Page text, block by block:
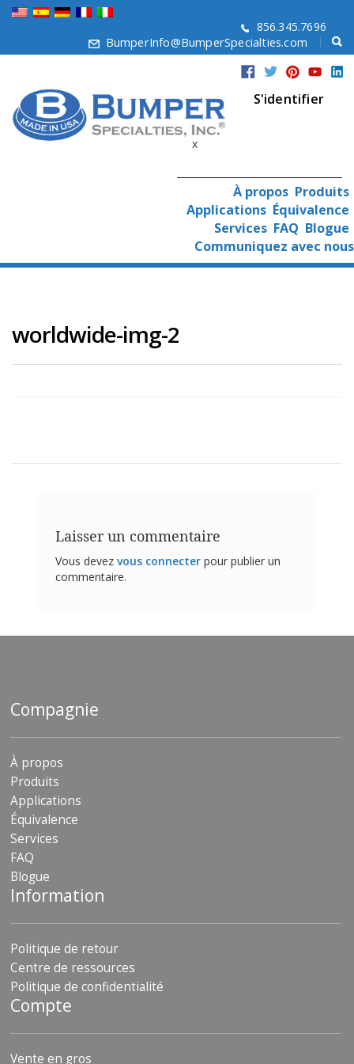
856.345.7696
BumperInfo@BumperSpecialties.com
S'identifier
x
À propos Produits
Applications Équivalence
Services FAQ Blogue
Communiquez avec nous
worldwide-img-2
Laisser un commentaire
Vous devez vous connecterpour publier un
commentaire.
Compagnie
À propos
Produits
Applications
Équivalence
Services
FAQ
Blogue
Information
Politique de retour
Centre de ressources
Politique de confidentialité
Compte
Vente en gros